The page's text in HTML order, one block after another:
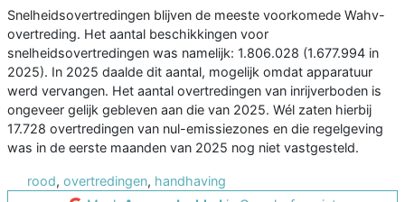
Snelheidsovertredingen blijven de meeste voorkomede Wahv-
overtreding. Het aantal beschikkingen voor
snelheidsovertredingen was namelijk: 1.806.028 (1.677.994 in
2025). In 2025 daalde dit aantal, mogelijk omdat apparatuur
werd vervangen. Het aantal overtredingen van inrijverboden is
ongeveer gelijk gebleven aan die van 2025. Wél zaten hierbij
17.728 overtredingen van nul-emissiezones en die regelgeving
was in de eerste maanden van 2025 nog niet vastgesteld.
rood, overtredingen, handhaving